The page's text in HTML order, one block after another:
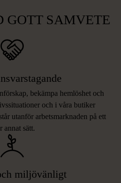
GOTT SAMVETE
bekämpa hemlöshet och
och i våra butiker
utanför arbetsmarknaden på ett
annat sätt.
miljövänligt